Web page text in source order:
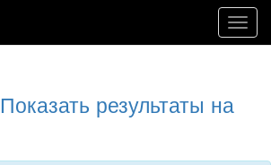
Показать результаты на